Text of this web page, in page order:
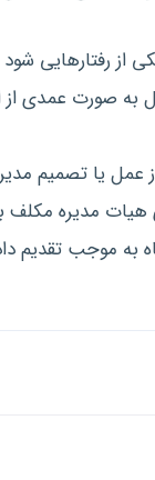
از رفتارهایی
به صورت عمدی
یا تصمیم
مدیره
به موجب